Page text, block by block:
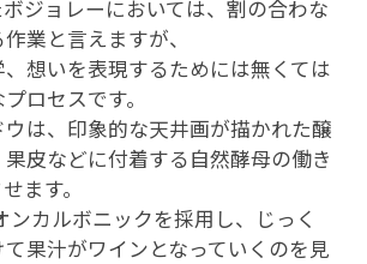
ジョレーにおいては、割の合わな
業と言えますが、
、想いを表現するためには無くては
ロセスです。
は、印象的な天井画が描かれた醸
皮などに付着する自然酵母の働き
ます。
ンカルボニックを採用し、じっく
果汁がワインとなっていくのを見